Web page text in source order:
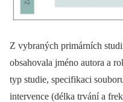
Z vybraných primárních
obsahovala jméno autora a
typ studie, specifikaci
intervence (délka trvání a